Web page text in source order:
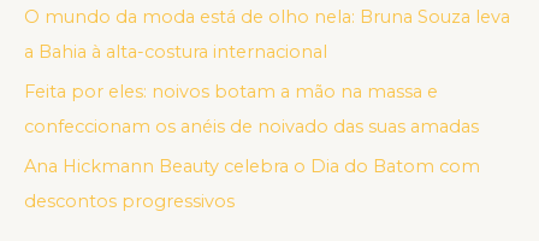
O mundo da moda está de olho nela: Bruna Souza leva
a Bahia à alta-costura internacional
Feita por eles: noivos botam a mão na massa e
confeccionam os anéis de noivado das suas amadas
Ana Hickmann Beauty celebra o Dia do Batom com
descontos progressivos